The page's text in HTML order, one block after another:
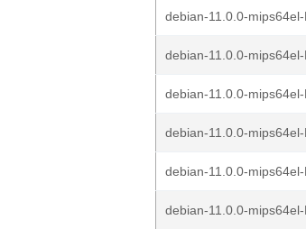
debian-11.0.0-
debian-11.0.0-
debian-11.0.0-
debian-11.0.0-
debian-11.0.0-
debian-11.0.0-